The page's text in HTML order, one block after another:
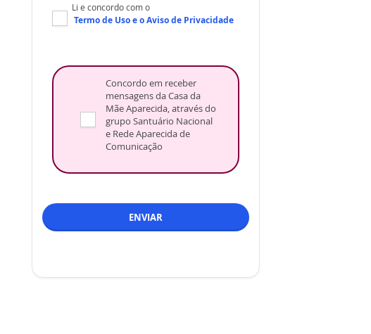
Li e concordo com o
Termo de Usoe oAviso de Privacidade
Concordo em receber
mensagens da Casa da
Mãe Aparecida, através do
grupo Santuário Nacional
e Rede Aparecida de
Comunicação
ENVIAR